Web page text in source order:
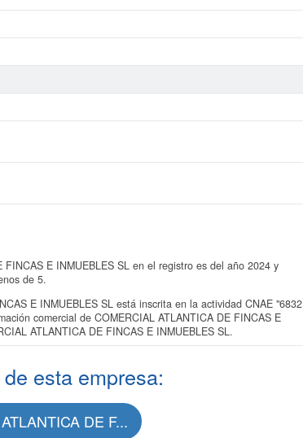
E INMUEBLES SL en el registro es del año 2024 y
de 5.
E INMUEBLES SL está inscrita en la actividad CNAE "6832
comercial de COMERCIAL ATLANTICA DE FINCAS E
ATLANTICA DE FINCAS E INMUEBLES SL.
de esta empresa:
DE F...